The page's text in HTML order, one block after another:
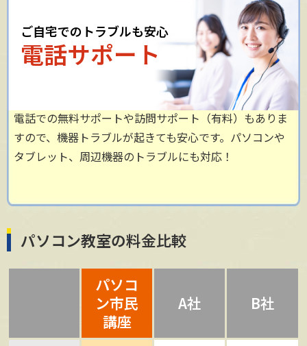
ご自宅でのトラブルも安心
電話サポート
電話での無料サポートや訪問サポート（有料）もありま
すので、機器トラブルが起きても安心です。パソコンや
タブレット、周辺機器のトラブルにも対応！
パソコン教室の料金比較
パソコ
ン市民
講座
A社 B社